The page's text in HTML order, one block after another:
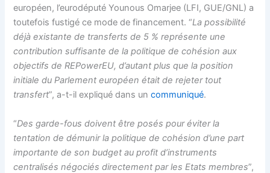
européen, l’eurodéputé Younous Omarjee (LFI, GUE/GNL) a
toutefois fustigé ce mode de financement. “La possibilité
déjà existante de transferts de 5 % représente une
contribution suffisante de la politique de cohésion aux
objectifs de REPowerEU, d’autant plus que la position
initiale du Parlement européen était de rejeter tout
transfert”, a-t-il expliqué dans uncommuniqué.
“Des garde-fous doivent être posés pour éviter la
tentation de démunir la politique de cohésion d’une part
importante de son budget au profit d’instruments
centralisés négociés directement par les Etats membres”,